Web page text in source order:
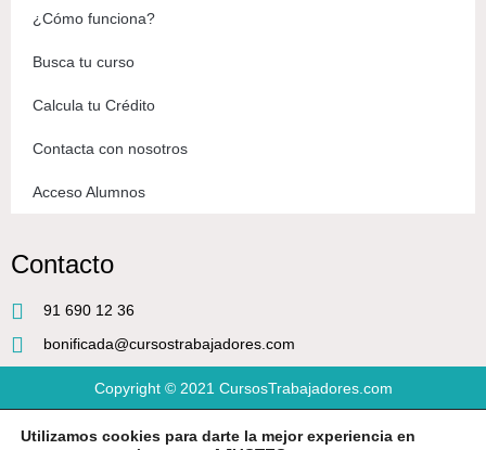
¿Cómo funciona?
Busca tu curso
Calcula tu Crédito
Contacta con nosotros
Acceso Alumnos
Contacto
91 690 12 36
bonificada@cursostrabajadores.com
Copyright © 2021 CursosTrabajadores.com
Utilizamos cookies para darte la mejor experiencia en